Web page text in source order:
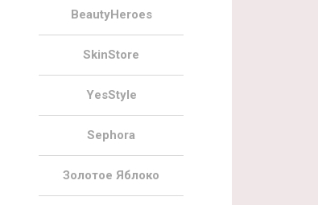
BeautyHeroes
SkinStore
YesStyle
Sephora
Золотое Яблоко